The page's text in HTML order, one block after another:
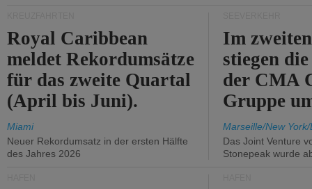
Royal Caribbean
meldet Rekordumsätze
für das zweite Quartal
(April bis Juni).
Miami
Neuer Rekordumsatz in der ersten Hälfte
des Jahres 2026
Im
stiegen
der CMA
Gruppe
Marseille/New
Das Joint Venture
Stonepeak wurde